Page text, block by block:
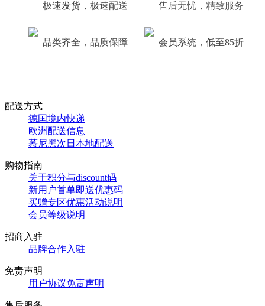
极速发货，极速配送 售后无忧，精致服务
品类齐全，品质保障 会员系统，低至85折
配送方式
德国境内快递
欧洲配送信息
慕尼黑次日本地配送
购物指南
关于积分与discount码
新用户首单即送优惠码
买赠专区优惠活动说明
会员等级说明
招商入驻
品牌合作入驻
免责声明
用户协议免责声明